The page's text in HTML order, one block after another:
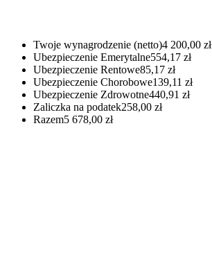
Twoje wynagrodzenie (netto)4 200,00 zł
Ubezpieczenie Emerytalne554,17 zł
Ubezpieczenie Rentowe85,17 zł
Ubezpieczenie Chorobowe139,11 zł
Ubezpieczenie Zdrowotne440,91 zł
Zaliczka na podatek258,00 zł
Razem5 678,00 zł